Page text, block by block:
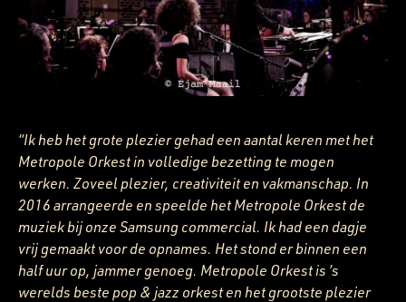
“Ik heb het grote plezier gehad een aantal keren met het
Metropole Orkest in volledige bezetting te mogen
werken. Zoveel plezier, creativiteit en vakmanschap. In
2016 arrangeerde en speelde het Metropole Orkest de
muziek bij onze Samsung commercial. Ik had een dagje
vrij gemaakt voor de opnames. Het stond er binnen een
half uur op, jammer genoeg. Metropole Orkest is ’s
werelds beste pop & jazz orkest en het grootste plezier